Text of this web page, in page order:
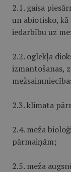
2.1. gaisa
un abiotisko,
iedarbību uz
2.2. oglekļa
izmantošanas,
2.3. klimata
2.4. meža
pārmaiņām;
2.5. meža